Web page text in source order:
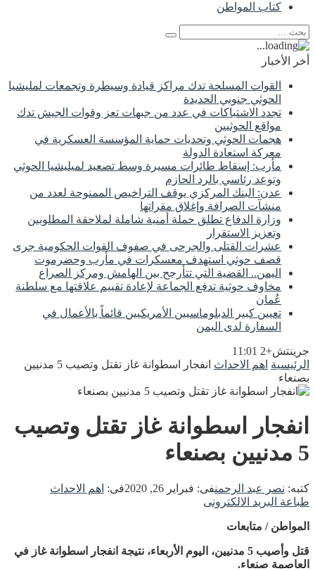
كتاب المواطن
أخر الأخبار
القوات المسلحة تدك مراكز قيادة وسيطرة وتجمعات لمليشيا
الحوثي جنوبي الحديدة
تجدد الاشتباكات في عدد من جبهات تعز وقوات الجيش تدك
مواقع الحوثيين
هجمات الحوثي وتحديات حماية المؤسسة العسكرية في
معركة استعادة الدولة
مأرب: إسقاط طائرات مسيرة وسط تصعيد لميليشيا الحوثي
وتوعد رئاسي بالرد الحازم
عدن: البنك المركزي يوقف التراخيص الممنوحة لعدد من
منشآت الصرافة وإغلاق مقراتها
وزارة الدفاع تطلق حملة أمنية شاملة لملاحقة المطلوبين
وتعزيز الاستقرار
عشرات القتلى والجرحى في صفوف القوات الحكومية جرى
قصف حوثي استهدف معسكرات في مأرب وحضرموت
اليمن.. القضية التي تتأرجح بين الهامش ومركز الصراع
مخاوف حوثية تدفع الجماعة لإعادة تقييم علاقتها مع سلطنة
عُمان
تعيين كبير الدبلوماسيين الأمريكيين قائماً بالأعمال في
السفارة لدى اليمن
جرينتش+2 11:01
الرئيسية اهم الاحداث
انفجار اسطوانة غاز تقتل وتصيب 5 مدنيين
بصنعاء
انفجار اسطوانة غاز تقتل وتصيب
5 مدنيين بصنعاء
كتبه: نصر عبد الرحمنفى: فبراير 26, 2020 فى: اهم الاحداث
طباعة البريد الالكترونى
المواطن / متابعات
قتل وأصيب 5 مدنيين، اليوم الأربعاء، نتيجة انفجار اسطوانة غاز في
العاصمة صنعاء.